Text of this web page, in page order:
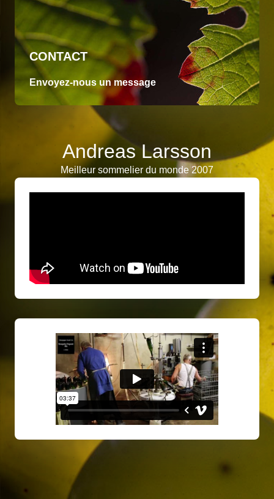
CONTACT
Envoyez-nous un message
Andreas Larsson
Meilleur sommelier du monde 2007